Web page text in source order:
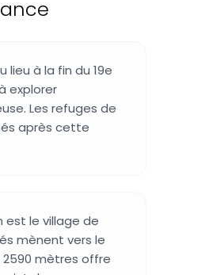
lieu à la fin du 19e
explorer
Les refuges de
après cette
est le village de
mènent vers le
mètres offre